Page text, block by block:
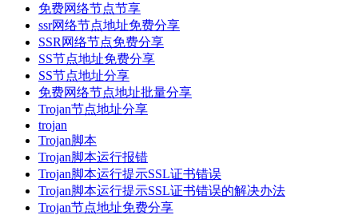
免费网络节点节享
ssr网络节点地址免费分享
SSR网络节点免费分享
SS节点地址免费分享
SS节点地址分享
免费网络节点地址批量分享
Trojan节点地址分享
trojan
Trojan脚本
Trojan脚本运行报错
Trojan脚本运行提示SSL证书错误
Trojan脚本运行提示SSL证书错误的解决办法
Trojan节点地址免费分享